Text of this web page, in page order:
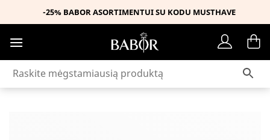
to
content
-25% BABOR ASORTIMENTUI SU KODU MUSTHAVE